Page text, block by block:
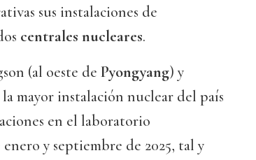
sus instalaciones de
centrales nucleares.
(al oeste de Pyongyang) y
mayor instalación nuclear del país
en el laboratorio
y septiembre de 2025, tal y